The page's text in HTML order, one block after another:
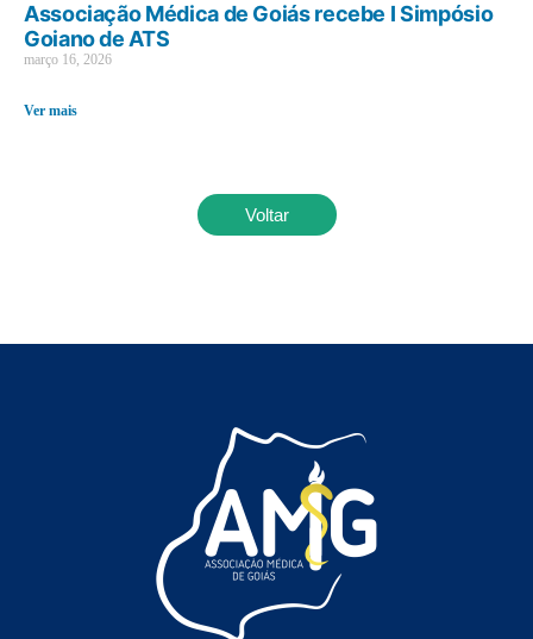
Associação Médica de Goiás recebe I Simpósio
Goiano de ATS
março 16, 2026
Ver mais
Voltar